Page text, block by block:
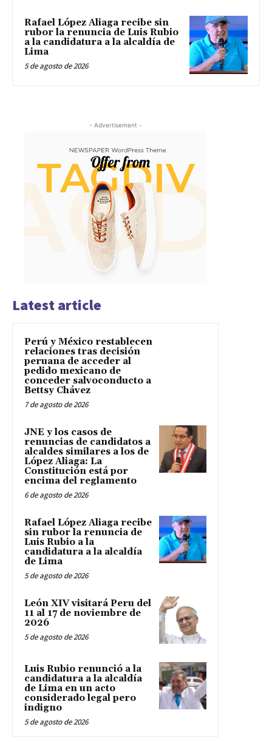
Rafael López Aliaga recibe sin
rubor la renuncia de Luis Rubio
a la candidatura a la alcaldía de
Lima
5 de agosto de 2026
- Advertisement -
Latest article
Perú y México restablecen
relaciones tras decisión
peruana de acceder al
pedido mexicano de
conceder salvoconducto a
Bettsy Chávez
7 de agosto de 2026
JNE y los casos de
renuncias de candidatos a
alcaldes similares a los de
López Aliaga: La
Constitución está por
encima del reglamento
6 de agosto de 2026
Rafael López Aliaga recibe
sin rubor la renuncia de
Luis Rubio a la
candidatura a la alcaldía
de Lima
5 de agosto de 2026
León XIV visitará Peru del
11 al 17 de noviembre de
2026
5 de agosto de 2026
Luis Rubio renunció a la
candidatura a la alcaldía
de Lima en un acto
considerado legal pero
indigno
5 de agosto de 2026